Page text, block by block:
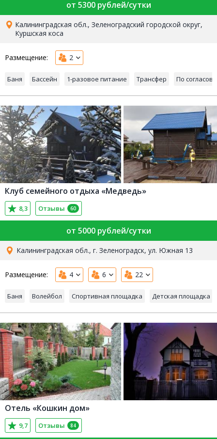
от 5300 рублей/сутки
Калининградская обл., Зеленоградский городской округ,
Куршская коса
Размещение: 2
Баня Бассейн 1-разовое питание Трансфер По
Клуб семейного отдыха «Медведь»
8,3 Отзывы 60
от 5000 рублей/сутки
Калининградская обл., г. Зеленоградск, ул. Южная 13
Размещение: 4 6 22
Баня Волейбол Спортивная площадка Детская площадка
Отель «Кошкин дом»
9,7 Отзывы 84